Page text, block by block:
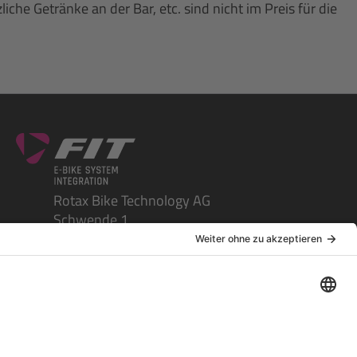
Getränke an der Bar, etc. sind nicht im Preis für die
Rotax Bike Technology AG
Schwende 1